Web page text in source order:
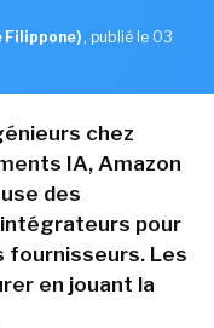
Filippone) , publié le 03
chez
IA, Amazon
des
pour
fournisseurs. Les
en jouant la